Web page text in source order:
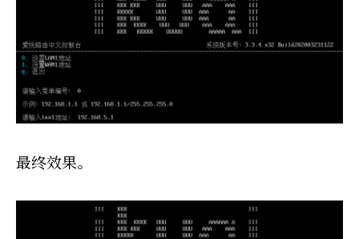
最终效果。